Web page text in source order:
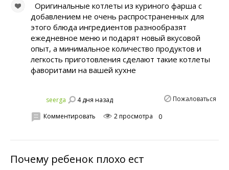
Оригинальные котлеты из куриного фарша с
добавлением не очень распространенных для
этого блюда ингредиентов разнообразят
ежедневное меню и подарят новый вкусовой
опыт, а минимальное количество продуктов и
легкость приготовления сделают такие котлеты
фаворитами на вашей кухне
seerga 4 дня назад Пожаловаться
Комментировать 2 просмотра 0
Почему ребенок плохо ест